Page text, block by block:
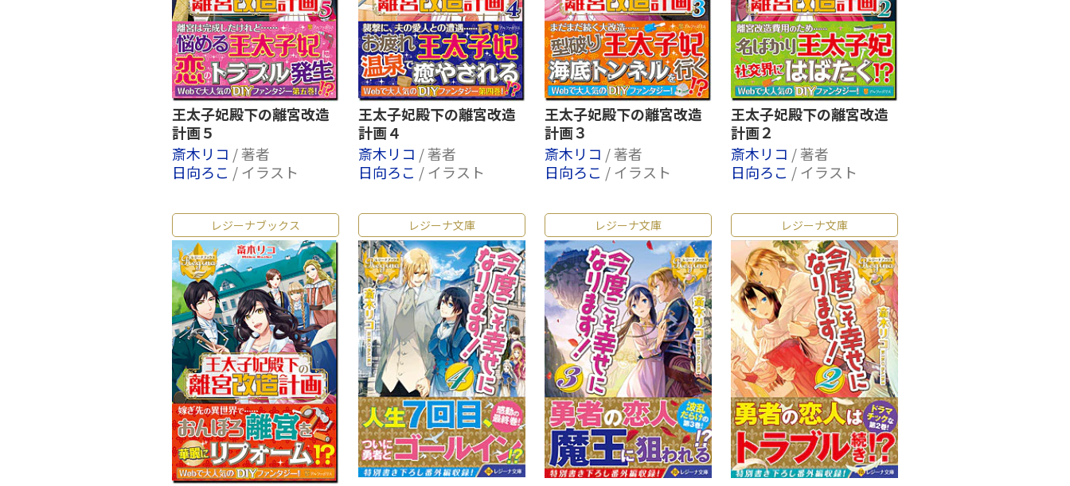
王太子妃殿下の離宮改造
計画５
斎木リコ / 著者
日向ろこ / イラスト
王太子妃殿下の離宮改造
計画４
斎木リコ / 著者
日向ろこ / イラスト
王太子妃殿下の離宮改造
計画３
斎木リコ / 著者
日向ろこ / イラスト
王太子妃殿下の離宮改造
計画２
斎木リコ / 著者
日向ろこ / イラスト
レジーナブックス レジーナ文庫 レジーナ文庫 レジーナ文庫